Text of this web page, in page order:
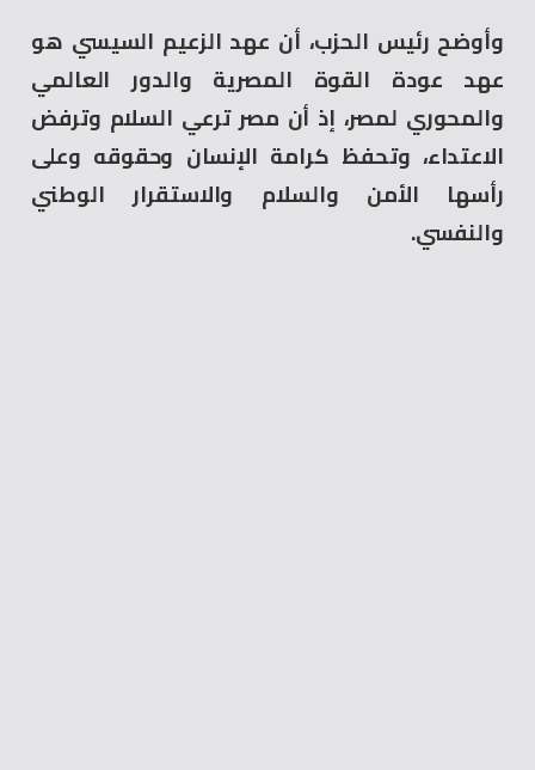
وأوضح رئيس الحزب، أن عهد الزعيم السيسي هو
عهد عودة القوة المصرية والدور العالمي
والمحوري لمصر، إذ أن مصر ترعي السلام وترفض
الاعتداء، وتحفظ كرامة الإنسان وحقوقه وعلى
رأسها الأمن والسلام والاستقرار الوطني
والنفسي.